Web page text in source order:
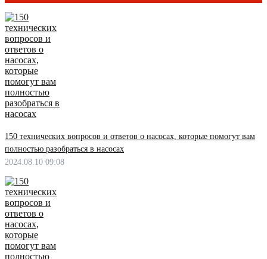
150 технических вопросов и ответов о насосах, которые помогут вам
полностью разобраться в насосах
2024.08.10 09:08